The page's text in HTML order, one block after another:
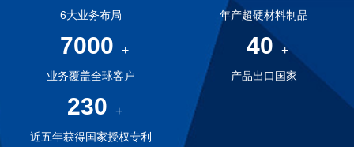
6大业务布局 年产超硬材料制品
7000 +
业务覆盖全球客户
40 +
产品出口国家
230 +
近五年获得国家授权专利